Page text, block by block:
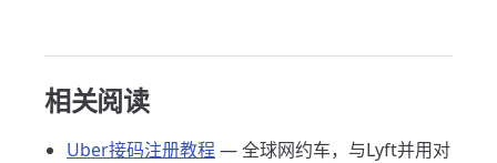
相关阅读
Uber接码注册教程 — 全球网约车，与Lyft并用对